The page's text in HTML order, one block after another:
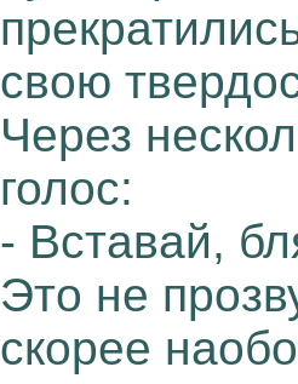
свою
Через
голос:
- Вставай,
Это не
скорее